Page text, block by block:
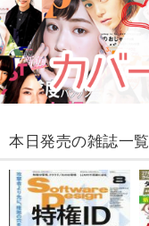
本日発売の雑誌一覧